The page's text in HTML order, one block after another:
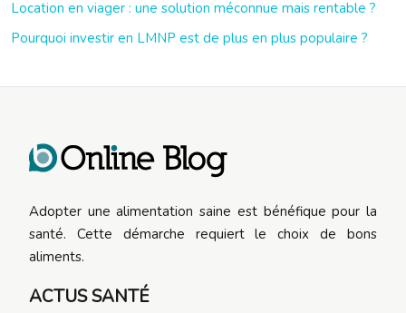
Location en viager : une solution méconnue mais rentable ?
Pourquoi investir en LMNP est de plus en plus populaire ?
Adopter une alimentation saine est bénéfique pour la
santé. Cette démarche requiert le choix de bons
aliments.
ACTUS SANTÉ